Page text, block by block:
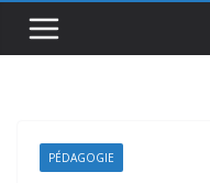
PÉDAGOGIE